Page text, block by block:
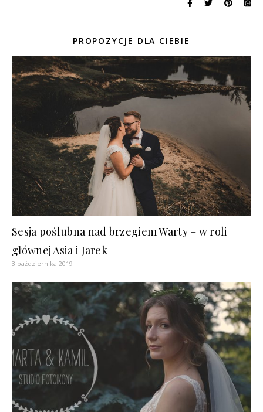
PROPOZYCJE DLA CIEBIE
Sesja poślubna nad brzegiem Warty – w roli
głównej Asia i Jarek
3 października 2019